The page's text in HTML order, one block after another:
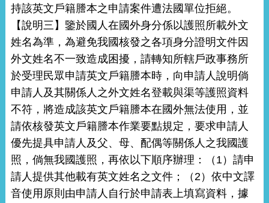
持該英文戶籍謄本之申請案件遭法國單位拒絕。
【說明三】鑒於國人在國外身分係以護照所載外文
姓名為準，為避免我國核發之各項身分證明文件因
外文姓名不一致造成困擾，請轉知所轄戶政事務所
於受理民眾申請英文戶籍謄本時，向申請人說明倘
申請人及其關係人之外文姓名登載與渠等護照資料
不符，將造成該英文戶籍謄本在國外無法使用，並
請依核發英文戶籍謄本作業要點規定，要求申請人
優先提具申請人及父、母、配偶等關係人之我國護
照，倘無我國護照，再依以下順序辦理：（1）請申
請人提供其他載有英文姓名之文件；（2）依中文譯
音使用原則由申請人自行於申請表上填寫資料，據